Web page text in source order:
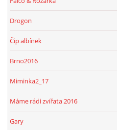
Drogon
Čip albínek
Brno2016
Miminka2_17
Máme rádi zvířata 2016
Gary